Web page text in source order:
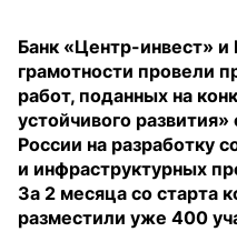
Банк «Центр-инвест»
грамотности провели
работ, поданных на
устойчивого
России на разработку
и инфраструктурных
За 2 месяца со старта
разместили уже 400